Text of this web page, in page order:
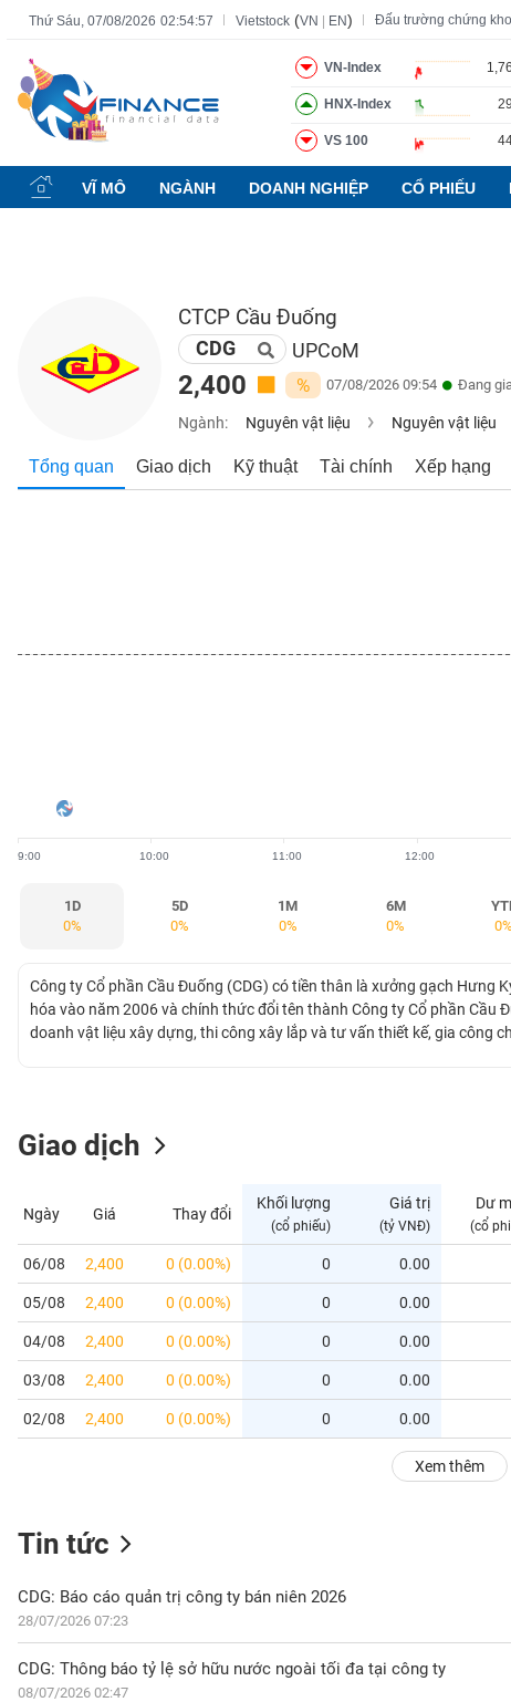
Thứ Sáu, 07/08/2026 02:54:58 Vietstock (VN EN) Đấu trường chứng
VN-Index
HNX-Index
VS 100
VĨ MÔ NGÀNH DOANH NGHIỆP CỔ PHIẾU
CTCP Cầu Đuống
CDG UPCoM
2,400 % 07/08/2026 09:54 Đang
Ngành: Nguyên vật liệu Nguyên vật liệu
Tổng quan Giao dịch Kỹ thuật Tài chính Xếp hạng
9:00 10:00 11:00 12:00
1D
0%
5D
0%
1M
0%
6M
0%
0%
Công ty Cổ phần Cầu Đuống (CDG) có tiền thân là xưởng gạch Hưng
hóa vào năm 2006 và chính thức đổi tên thành Công ty Cổ phần Cầu
doanh vật liệu xây dựng, thi công xây lắp và tư vấn thiết kế, gia công
Giao dịch
Ngày Giá Thay đổi
Khối lượng
(cổ phiếu)
Giá trị
(tỷ VNĐ)
Dư
(cổ
06/08 2,400 0 (0.00%) 0 0.00
05/08 2,400 0 (0.00%) 0 0.00
04/08 2,400 0 (0.00%) 0 0.00
03/08 2,400 0 (0.00%) 0 0.00
02/08 2,400 0 (0.00%) 0 0.00
Xem thêm
Tin tức
CDG: Báo cáo quản trị công ty bán niên 2026
28/07/2026 07:23
CDG: Thông báo tỷ lệ sở hữu nước ngoài tối đa tại công ty
08/07/2026 02:47
Tất cả Tính năng Ngành Mã chứng khoán Lãnh đạo
Tính
năng
(-)
CHỨNG
KHOÁN
NGHIỆP
GIỚI
CÁ
NHÂN
PHÂN
TÍCH
VIETSTOCKFINANCE
DOANH
NGHIỆP